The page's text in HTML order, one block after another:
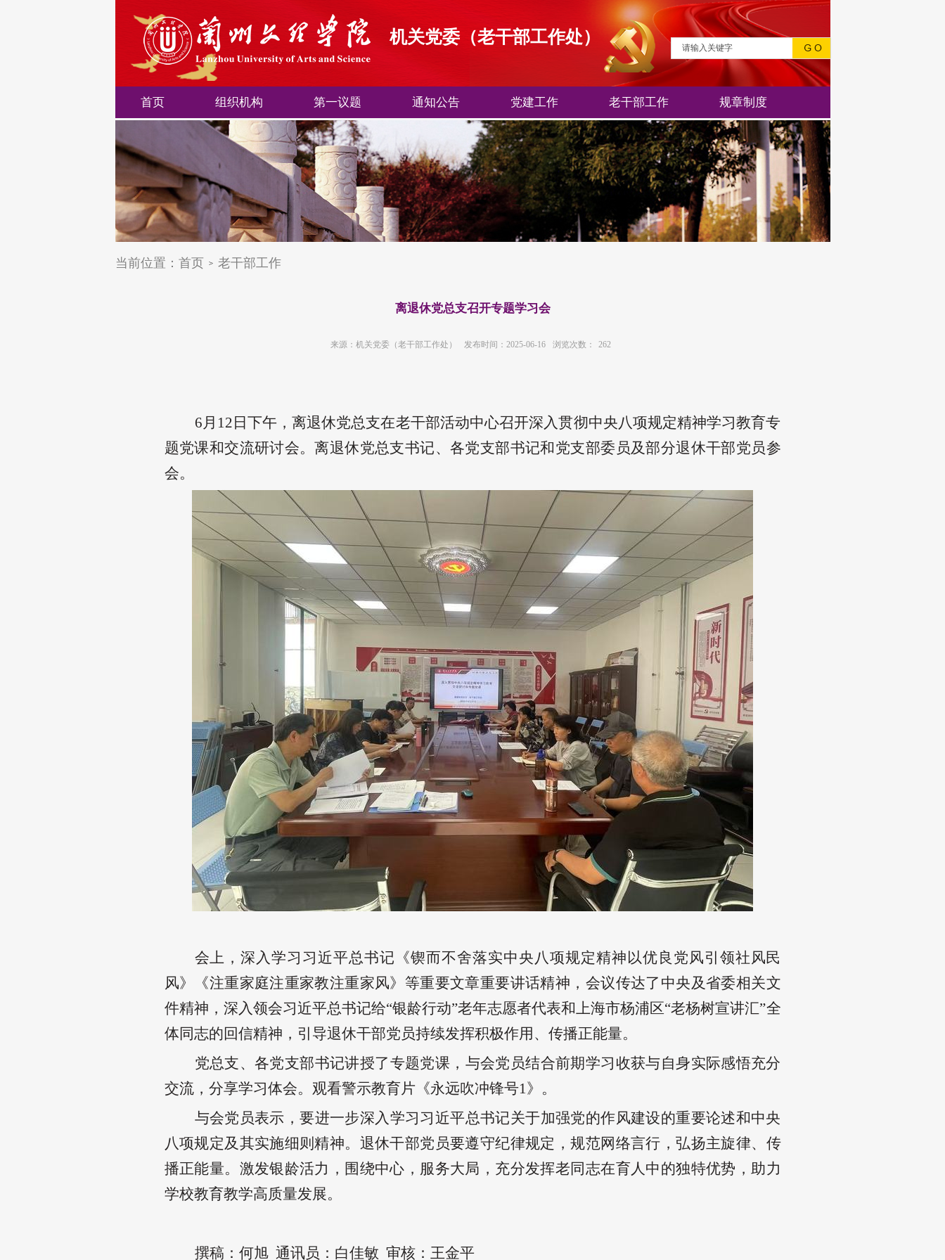
机关党委（老干部工作处）
首页 组织机构 第一议题 通知公告 党建工作 老干部工作 规章制度
当前位置： 首页 老干部工作
离退休党总支召开专题学习会​
来源：机关党委（老干部工作处） 发布时间：2025-06-16 浏览次数： 262
6月12日下午，离退休党总支在老干部活动中心召开深入贯彻中央八项规定精神学习教育专
题党课和交流研讨会。离退休党总支书记、各党支部书记和党支部委员及部分退休干部党员参
会。
会上，深入学习习近平总书记《锲而不舍落实中央八项规定精神以优良党风引领社风民
风》《注重家庭注重家教注重家风》等重要文章重要讲话精神，会议传达了中央及省委相关文
件精神，深入领会习近平总书记给“银龄行动”老年志愿者代表和上海市杨浦区“老杨树宣讲汇”全
体同志的回信精神，引导退休干部党员持续发挥积极作用、传播正能量。
党总支、各党支部书记讲授了专题党课，与会党员结合前期学习收获与自身实际感悟充分
交流，分享学习体会。观看警示教育片《永远吹冲锋号1》。​
与会党员表示，要进一步深入学习习近平总书记关于加强党的作风建设的重要论述和中央
八项规定及其实施细则精神。退休干部党员要遵守纪律规定，规范网络言行，弘扬主旋律、传
播正能量。激发银龄活力，围绕中心，服务大局，充分发挥老同志在育人中的独特优势，助力
学校教育教学高质量发展。
撰稿：何旭 通讯员：白佳敏 审核：王金平